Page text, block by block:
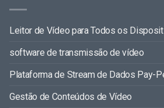
Leitor de Vídeo para Todos os
software de transmissão de vídeo
Plataforma de Stream de Dados Pay-
Gestão de Conteúdos de Vídeo